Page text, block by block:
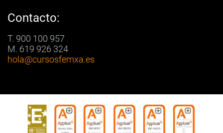
Contacto:
T. 900 100 957
M. 619 926 324
hola@cursosfemxa.es